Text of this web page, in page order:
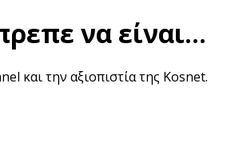
να είναι...
και την αξιοπιστία της Kosnet.